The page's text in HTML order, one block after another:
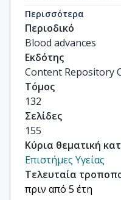
Jenner, Matthew
Vorobyev, Vladimir
others
Περισσότερα
Περιοδικό
Blood advances
Εκδότης
Content Repository
Τόμος
132
Σελίδες
155
Κύρια θεματική
Επιστήμες Υγείας
Τελευταία
πριν από 5 έτη